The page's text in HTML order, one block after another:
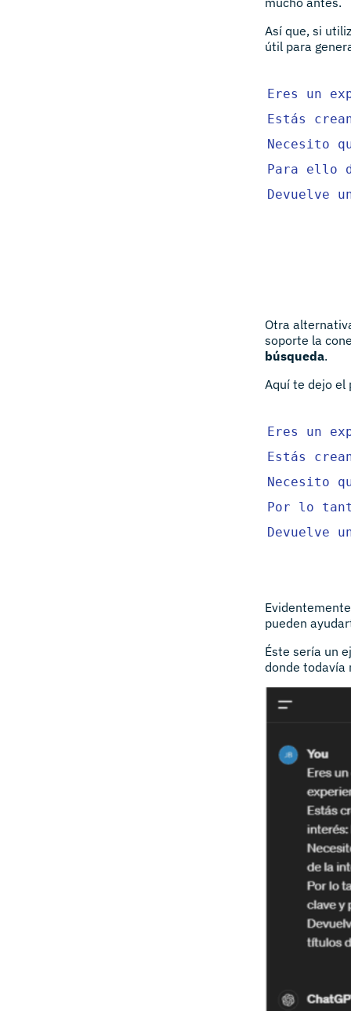
Así que, si
útil para
Eres un
Estás
Necesito
Para ello
Devuelve
Otra
soporte la
búsqueda.
Aquí te dejo el
Eres un
Estás
Necesito
Por lo
Devuelve
pueden
Éste sería un
donde todavía